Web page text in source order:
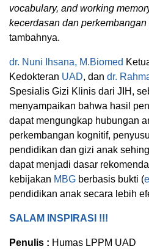
vocabulary, and working
kecerdasan dan perkembangan
tambahnya.
dr. Nuni Ihsana, M.Biomed
Kedokteran UAD, dan dr.
Spesialis Gizi Klinis dari JIH,
menyampaikan bahwa hasil
dapat mengungkap hubungan
perkembangan kognitif,
pendidikan dan gizi anak
dapat menjadi dasar
kebijakan MBG berbasis bukti (
pendidikan anak secara lebih
SALAM INSPIRASI !!!
Penulis : Humas LPPM UAD